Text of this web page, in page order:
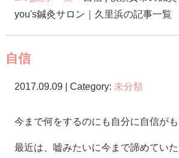
you's鍼灸サロン｜久里浜の記事一覧
自信
2017.09.09 | Category: 未分類
今まで何をするのにも自分に自信がも
最近は、嘘みたいに今まで諦めてい